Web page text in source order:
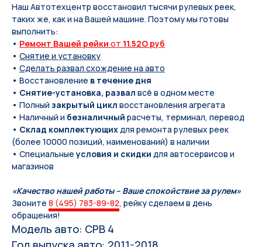
Наш Автотехцентр восстановил тысячи рулевых реек,
таких же, как и на Вашей машине. Поэтому мы готовы
выполнить:
• Ремонт Вашей рейки от 11.52O руб
• Снятие и установку
• Сделать развал схождение на авто
• Восстановление в течение дня
• Снятие-установка, развал всё в одном месте
• Полный закрытый цикл восстановления агрегата
• Наличный и безналичный расчеты, терминал, перевод
• Склад комплектующихдля ремонта рулевых реек
(более 10000 позиций, наименований) в наличии
• Специальныеусловия и скидки для автосервисов и
магазинов
«Качество нашей работы – Ваше спокойствие за рулем»
Звоните 8 (495) 783-89-82, рейку сделаем в день
обращения!
Модель авто: СРВ 4